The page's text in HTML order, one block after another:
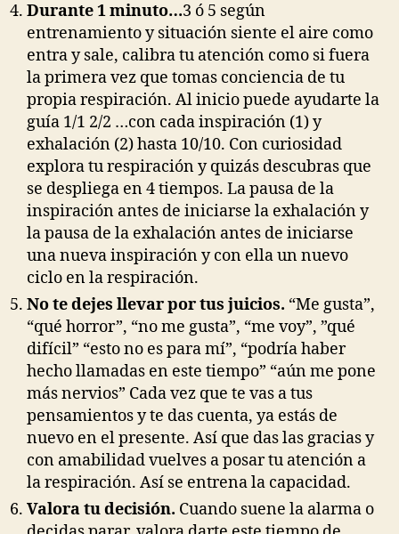
Durante 1 minuto…3 ó 5 según
entrenamiento y situación siente el aire como
entra y sale, calibra tu atención como si fuera
la primera vez que tomas conciencia de tu
propia respiración. Al inicio puede ayudarte la
guía 1/1 2/2 …con cada inspiración (1) y
exhalación (2) hasta 10/10. Con curiosidad
explora tu respiración y quizás descubras que
se despliega en 4 tiempos. La pausa de la
inspiración antes de iniciarse la exhalación y
la pausa de la exhalación antes de iniciarse
una nueva inspiración y con ella un nuevo
ciclo en la respiración.
No te dejes llevar por tus juicios. “Me gusta”,
“qué horror”, “no me gusta”, “me voy”, ”qué
difícil” “esto no es para mí”, “podría haber
hecho llamadas en este tiempo” “aún me pone
más nervios” Cada vez que te vas a tus
pensamientos y te das cuenta, ya estás de
nuevo en el presente. Así que das las gracias y
con amabilidad vuelves a posar tu atención a
la respiración. Así se entrena la capacidad.
Valora tu decisión. Cuando suene la alarma o